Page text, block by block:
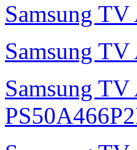
Samsung
Samsung
Samsung